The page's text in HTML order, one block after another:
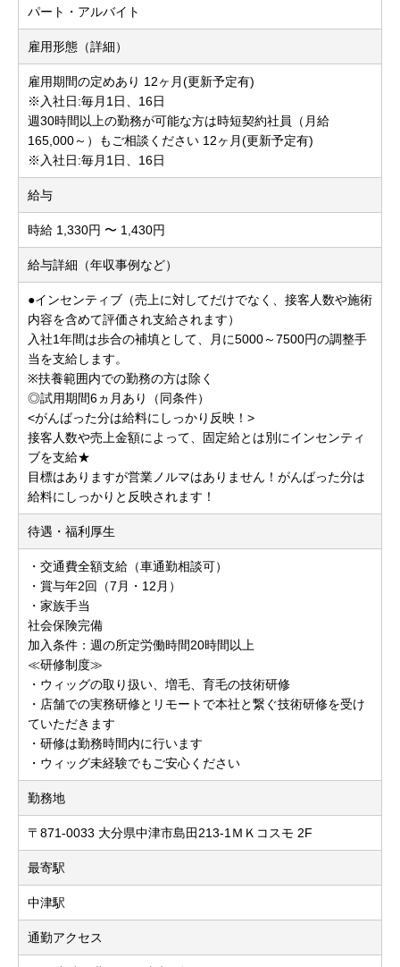
パート・アルバイト
雇用形態（詳細）
雇用期間の定めあり 12ヶ月(更新予定有)
※入社日:毎月1日、16日
週30時間以上の勤務が可能な方は時短契約社員（月給
165,000～）もご相談ください 12ヶ月(更新予定有)
※入社日:毎月1日、16日
給与
時給 1,330円 〜 1,430円
給与詳細（年収事例など）
●インセンティブ（売上に対してだけでなく、接客人数や施術
内容を含めて評価され支給されます）
入社1年間は歩合の補填として、月に5000～7500円の調整手
当を支給します。
※扶養範囲内での勤務の方は除く
◎試用期間6ヵ月あり（同条件）
<がんばった分は給料にしっかり反映！>
接客人数や売上金額によって、固定給とは別にインセンティ
ブを支給★
目標はありますが営業ノルマはありません！がんばった分は
給料にしっかりと反映されます！
待遇・福利厚生
・交通費全額支給（車通勤相談可）
・賞与年2回（7月・12月）
・家族手当
社会保険完備
加入条件：週の所定労働時間20時間以上
≪研修制度≫
・ウィッグの取り扱い、増毛、育毛の技術研修
・店舗での実務研修とリモートで本社と繋ぐ技術研修を受け
ていただきます
・研修は勤務時間内に行います
・ウィッグ未経験でもご安心ください
勤務地
〒871-0033 大分県中津市島田213-1ＭＫコスモ 2F
最寄駅
中津駅
通勤アクセス